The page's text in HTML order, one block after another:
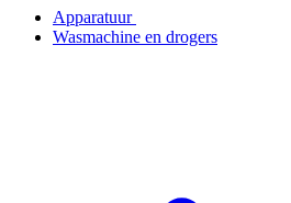
Apparatuur
Wasmachine en drogers